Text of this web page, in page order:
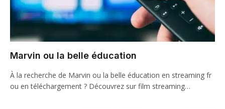
Marvin ou la belle éducation
À la recherche de Marvin ou la belle éducation en streaming fr
ou en téléchargement ? Découvrez sur film streaming…